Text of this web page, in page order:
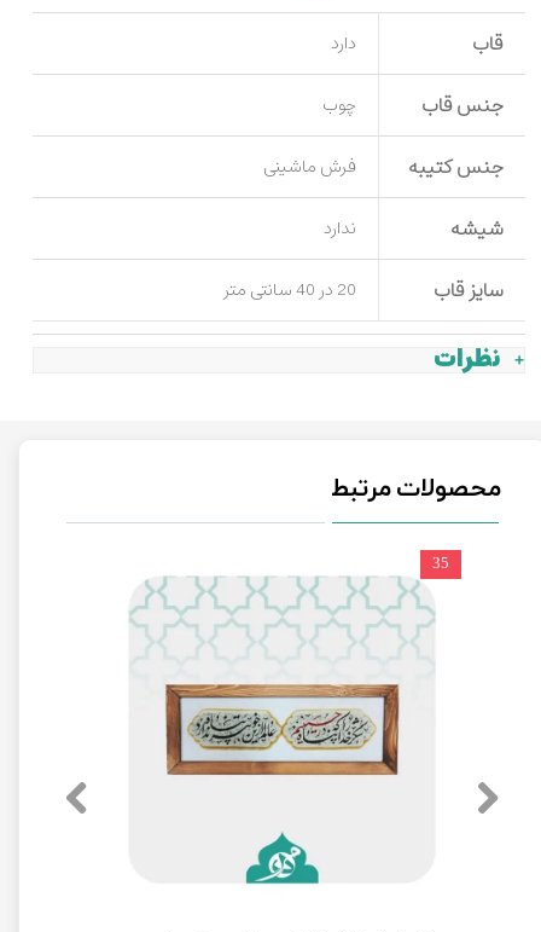
قاب دارد
جنس قاب چوب
جنس کتیبه فرش ماشینی
شیشه ندارد
سایز قاب 20 در 40 سانتی متر
نظرات
محصولات مرتبط
35